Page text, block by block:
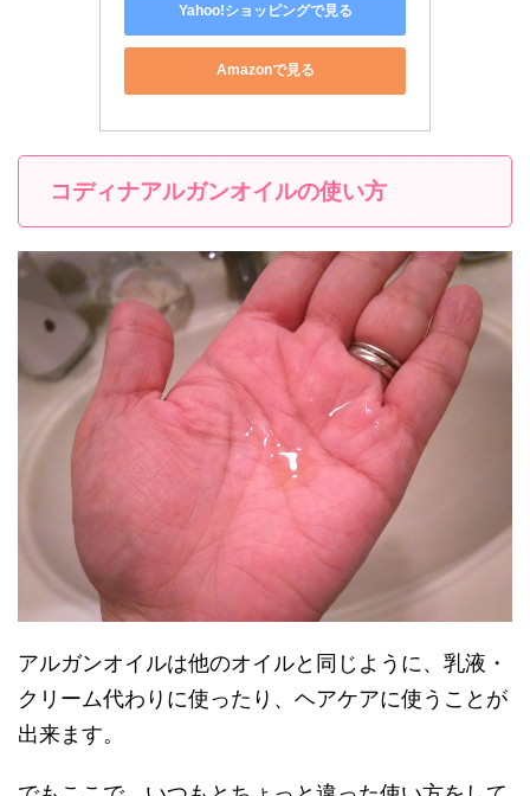
Yahoo!ショッピングで見る
Amazonで見る
コディナアルガンオイルの使い方
アルガンオイルは他のオイルと同じように、乳液・
クリーム代わりに使ったり、ヘアケアに使うことが
出来ます。